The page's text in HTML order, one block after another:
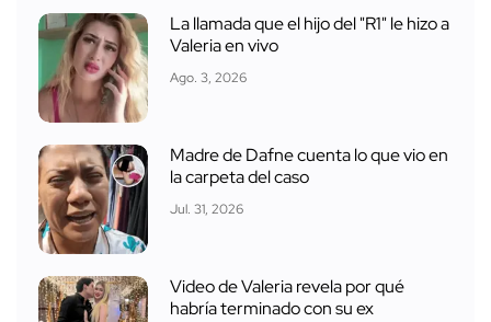
La llamada que el hijo del "R1" le hizo a
Valeria en vivo
Ago. 3, 2026
Madre de Dafne cuenta lo que vio en
la carpeta del caso
Jul. 31, 2026
Video de Valeria revela por qué
habría terminado con su ex